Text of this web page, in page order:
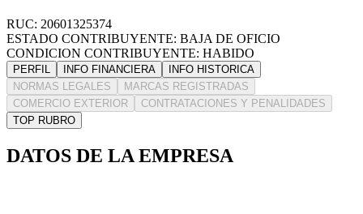
RUC: 20601325374
ESTADO CONTRIBUYENTE: BAJA DE OFICIO
CONDICION CONTRIBUYENTE: HABIDO
PERFIL INFO FINANCIERA
INFO HISTORICA
NORMAS LEGALES
MARCAS REGISTRADAS
COMERCIO EXTERIOR
CONTRATACIONES Y PENALIDADES
TOP RUBRO
DATOS DE LA EMPRESA